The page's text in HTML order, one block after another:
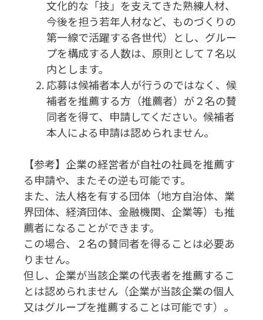
文化的な「技」を支えてきた熟練人材、
今後を担う若年人材など、ものづくりの
第一線で活躍する各世代）とし、グルー
プを構成する人数は、原則として７名以
内とします。
応募は候補者本人が行うのではなく、候
補者を推薦する方（推薦者）が２名の賛
同者を得て、申請してください。候補者
本人による申請は認められません。
【参考】企業の経営者が自社の社員を推薦す
る申請や、またその逆も可能です。
また、法人格を有する団体（地方自治体、業
界団体、経済団体、金融機関、企業等）も推
薦者になることができます。
この場合、２名の賛同者を得ることは必要あ
りません。
但し、企業が当該企業の代表者を推薦するこ
とは認められません（企業が当該企業の個人
又はグループを推薦することは可能です）。